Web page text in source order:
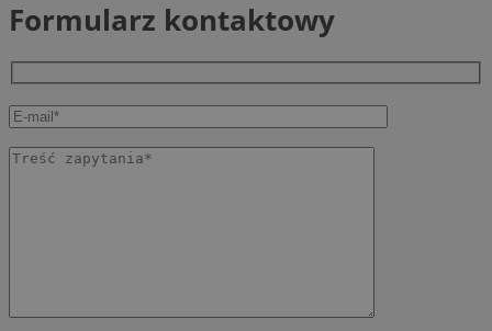
Formularz kontaktowy